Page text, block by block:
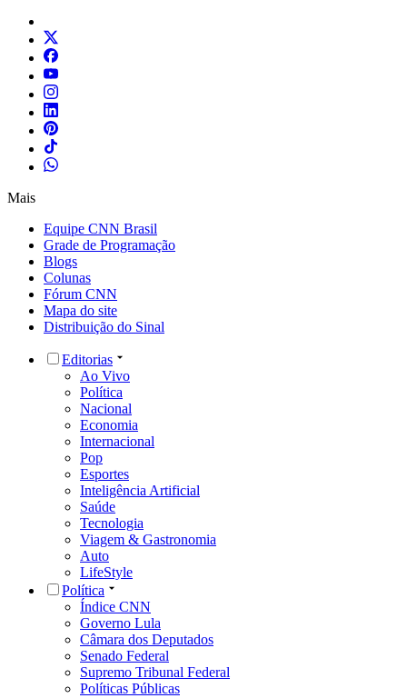
Mais
Equipe CNN Brasil
Grade de Programação
Blogs
Colunas
Fórum CNN
Mapa do site
Distribuição do Sinal
Editorias
Ao Vivo
Política
Nacional
Economia
Internacional
Pop
Esportes
Inteligência Artificial
Saúde
Tecnologia
Viagem & Gastronomia
Auto
LifeStyle
Política
Índice CNN
Governo Lula
Câmara dos Deputados
Senado Federal
Supremo Tribunal Federal
Políticas Públicas